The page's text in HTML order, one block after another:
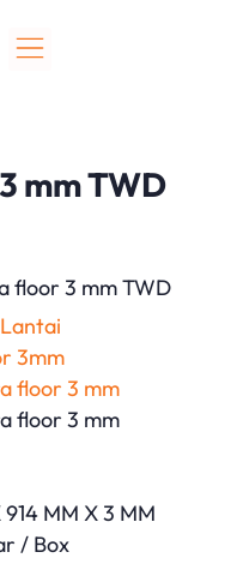
mm TWD
floor 3 mm TWD
3mm
floor 3 mm
floor 3 mm
914 MM X 3 MM
/ Box